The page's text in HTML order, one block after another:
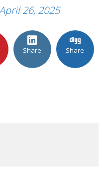
26, 2025
Share Share